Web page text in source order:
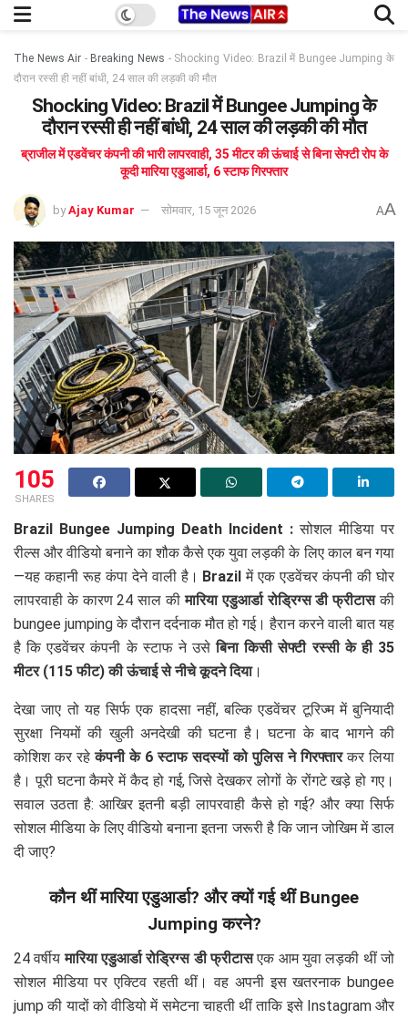
The News Air - Breaking News - Shocking Video: Brazil में Bungee Jumping के
दौरान रस्सी ही नहीं बांधी, 24 साल की लड़की की मौत
Shocking Video: Brazil में Bungee Jumping के
दौरान रस्सी ही नहीं बांधी, 24 साल की लड़की की मौत
ब्राजील में एडवेंचर कंपनी की भारी लापरवाही, 35 मीटर की ऊंचाई से बिना सेफ्टी रोप के
कूदी मारिया एडुआर्डा, 6 स्टाफ गिरफ्तार
by Ajay Kumar सोमवार, 15 जून 2026 AA
105
SHARES
Brazil Bungee Jumping Death Incident :सोशल मीडिया पर
रील्स और वीडियो बनाने का शौक कैसे एक युवा लड़की के लिए काल बन गया
—यह कहानी रूह कंपा देने वाली है। Brazil में एक एडवेंचर कंपनी की घोर
लापरवाही के कारण 24 साल कीमारिया एडुआर्डा रोड्रिग्स डी फ्रीटासकी
bungee jumping के दौरान दर्दनाक मौत हो गई। हैरान करने वाली बात यह
है कि एडवेंचर कंपनी के स्टाफ ने उसेबिना किसी सेफ्टी रस्सी के ही 35
मीटर (115 फीट) की ऊंचाई से नीचे कूदने दिया।
देखा जाए तो यह सिर्फ एक हादसा नहीं, बल्कि एडवेंचर टूरिज्म में बुनियादी
सुरक्षा नियमों की खुली अनदेखी की घटना है। घटना के बाद भागने की
कोशिश कर रहेकंपनी के 6 स्टाफ सदस्यों को पुलिस ने गिरफ्तारकर लिया
है। पूरी घटना कैमरे में कैद हो गई, जिसे देखकर लोगों के रोंगटे खड़े हो गए।
सवाल उठता है: आखिर इतनी बड़ी लापरवाही कैसे हो गई? और क्या सिर्फ
सोशल मीडिया के लिए वीडियो बनाना इतना जरूरी है कि जान जोखिम में डाल
दी जाए?
कौन थीं मारिया एडुआर्डा? और क्यों गई थीं Bungee
Jumping करने?
24 वर्षीयमारिया एडुआर्डा रोड्रिग्स डी फ्रीटासएक आम युवा लड़की थीं जो
सोशल मीडिया पर एक्टिव रहती थीं। वह अपनी इस खतरनाक bungee
jump की यादों को वीडियो में समेटना चाहती थीं ताकि इसे Instagram और